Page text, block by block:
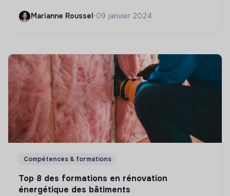
Marianne Roussel•09 janvier 2024
Compétences & formations
Top 8 des formations en rénovation
énergétique des bâtiments